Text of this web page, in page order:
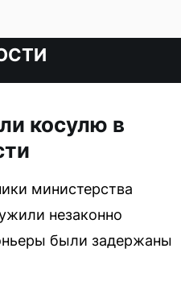
косулю в
министерства
незаконно
были задержаны